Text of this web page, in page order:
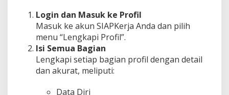
Login dan Masuk ke Profil
Masuk ke akun SIAPKerja Anda dan pilih
menu “Lengkapi Profil”.
Isi Semua Bagian
Lengkapi setiap bagian profil dengan detail
dan akurat, meliputi:
Data Diri